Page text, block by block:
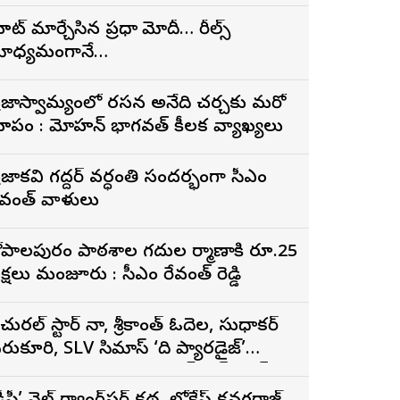
మార్చేసిన ప్రధాని మోదీ… రీల్స్
నిరసన అనేది చర్చకు మరో
: మోహన్ భాగవత్ కీలక వ్యాఖ్యలు
గద్దర్‌ వర్ధంతి సందర్భంగా సీఎం
నివాళులు
పాఠ‌శాల గ‌దుల నిర్మాణానికి రూ.25
ల‌క్ష‌లు మంజూరు : సీఎం రేవంత్ రెడ్డి
స్టార్ నాని, శ్రీకాంత్ ఓదెల, సుధాకర్
SLV సినిమాస్ ‘ది ప్యారడైజ్’